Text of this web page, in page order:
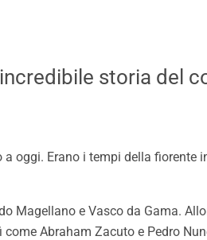
storia del
oggi. Erano i tempi della fiorente
Magellano e Vasco da Gama.
Abraham Zacuto e Pedro